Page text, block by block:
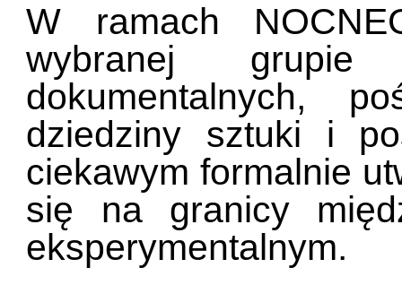
W ramach
wybranej grupie
dokumentalnych,
dziedziny sztuki i
ciekawym formalnie
się na granicy
eksperymentalnym.